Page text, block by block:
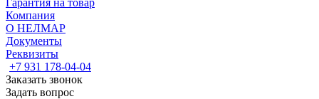
Гарантия на товар
Компания
О НЕЛМАР
Документы
Реквизиты
+7 931 178-04-04
Заказать звонок
Задать вопрос